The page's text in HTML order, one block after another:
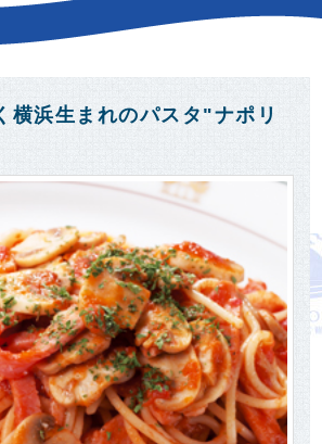
誕生した"横浜モノ"も数多くあり
横浜生まれのパスタ"ナポリ